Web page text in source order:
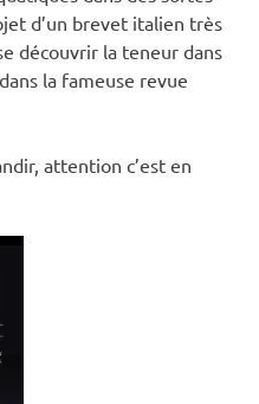
d’un brevet italien très
découvrir la teneur dans
la fameuse revue
attention c’est en